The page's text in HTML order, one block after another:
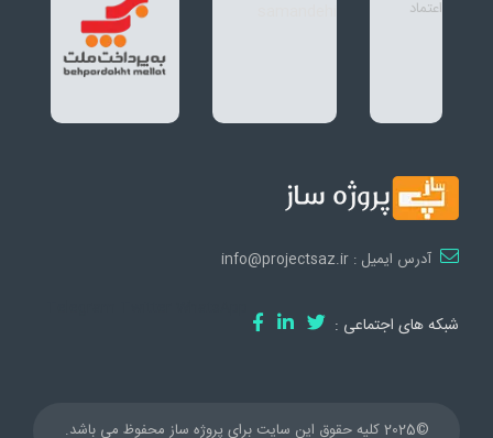
آدرس ایمیل : info@projectsaz.ir
شبکه های اجتماعی :
©2025 کلیه حقوق این سایت برای پروژه ساز محفوظ می باشد.